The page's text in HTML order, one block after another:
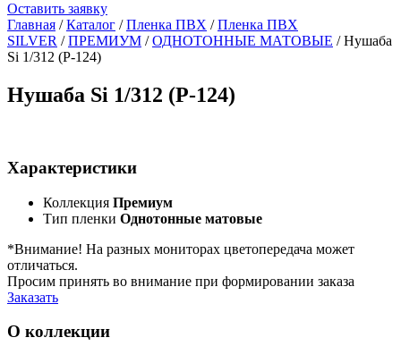
Оставить заявку
Главная /Каталог /Пленка ПВХ /Пленка ПВХ
SILVER /ПРЕМИУМ /ОДНОТОННЫЕ МАТОВЫЕ /Нушаба
Si 1/312 (Р-124)
Нушаба Si 1/312 (Р-124)
Характеристики
Коллекция Премиум
Тип пленки Однотонные матовые
*Внимание! На разных мониторах цветопередача может
отличаться.
Просим принять во внимание при формировании заказа
Заказать
О коллекции